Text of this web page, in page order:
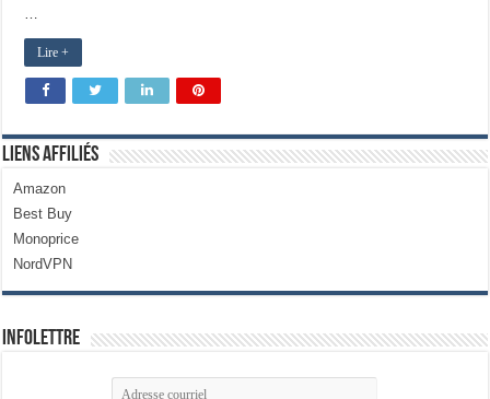
Lire +
Liens Affiliés
Amazon
Best Buy
Monoprice
NordVPN
Infolettre